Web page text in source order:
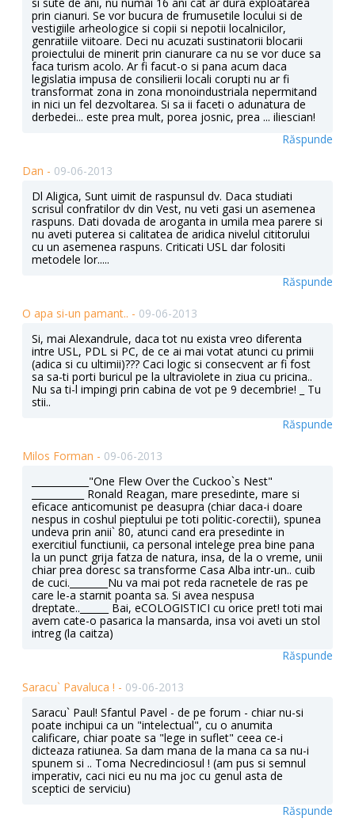
prin cianuri. Se vor bucura de frumusetile locului si de
vestigiile arheologice si copii si nepotii localnicilor,
genratiile viitoare. Deci nu acuzati sustinatorii blocarii
proiectului de minerit prin cianurare ca nu se vor duce sa
faca turism acolo. Ar fi facut-o si pana acum daca
legislatia impusa de consilierii locali corupti nu ar fi
transformat zona in zona monoindustriala nepermitand
in nici un fel dezvoltarea. Si sa ii faceti o adunatura de
derbedei... este prea mult, porea josnic, prea ... iliescian!
Răspunde
Dan - 09-06-2013
Dl Aligica, Sunt uimit de raspunsul dv. Daca studiati
scrisul confratilor dv din Vest, nu veti gasi un asemenea
raspuns. Dati dovada de aroganta in umila mea parere si
nu aveti puterea si calitatea de aridica nivelul cititorului
cu un asemenea raspuns. Criticati USL dar folositi
metodele lor.....
Răspunde
O apa si-un pamant.. - 09-06-2013
Si, mai Alexandrule, daca tot nu exista vreo diferenta
intre USL, PDL si PC, de ce ai mai votat atunci cu primii
(adica si cu ultimii)??? Caci logic si consecvent ar fi fost
sa sa-ti porti buricul pe la ultraviolete in ziua cu pricina..
Nu sa ti-l impingi prin cabina de vot pe 9 decembrie! _ Tu
stii..
Răspunde
Milos Forman - 09-06-2013
____________"One Flew Over the Cuckoo`s Nest"
___________ Ronald Reagan, mare presedinte, mare si
eficace anticomunist pe deasupra (chiar daca-i doare
nespus in coshul pieptului pe toti politic-corectii), spunea
undeva prin anii` 80, atunci cand era presedinte in
exercitiul functiunii, ca personal intelege prea bine pana
la un punct grija fatza de natura, insa, de la o vreme, unii
chiar prea doresc sa transforme Casa Alba intr-un.. cuib
de cuci.________Nu va mai pot reda racnetele de ras pe
care le-a starnit poanta sa. Si avea nespusa
dreptate..______ Bai, eCOLOGISTICI cu orice pret! toti mai
avem cate-o pasarica la mansarda, insa voi aveti un stol
intreg (la caitza)
Răspunde
Saracu` Pavaluca ! - 09-06-2013
Saracu` Paul! Sfantul Pavel - de pe forum - chiar nu-si
poate inchipui ca un "intelectual", cu o anumita
calificare, chiar poate sa "lege in suflet" ceea ce-i
dicteaza ratiunea. Sa dam mana de la mana ca sa nu-i
spunem si .. Toma Necredinciosul ! (am pus si semnul
imperativ, caci nici eu nu ma joc cu genul asta de
sceptici de serviciu)
Răspunde